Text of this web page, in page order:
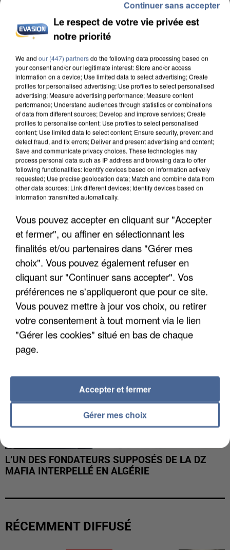
INCENDIES : L’ÎLE-DE-FRANCE LANCE UN ÉLAN
DE SOLIDARITÉ AVEC LES...
APRÈS TOUTES CES CANICULES, LES REFUGES
DE FAUNE SAUVAGE SONT...
L’UN DES FONDATEURS SUPPOSÉS DE LA DZ
MAFIA INTERPELLÉ EN ALGÉRIE
RÉCEMMENT DIFFUSÉ
Le respect de votre vie privée est
notre priorité
We and our (447) partnersdo the following data processing based on
your consent and/or our legitimate interest: Store and/or access
information on a device; Use limited data to select advertising; Create
profiles for personalised advertising; Use profiles to select personalised
advertising; Measure advertising performance; Measure content
performance; Understand audiences through statistics or combinations
of data from different sources; Develop and improve services; Create
profiles to personalise content; Use profiles to select personalised
content; Use limited data to select content; Ensure security, prevent and
detect fraud, and fix errors; Deliver and present advertising and content;
Save and communicate privacy choices. These technologies may
process personal data such as IP address and browsing data to offer
following functionalities: Identify devices based on information actively
requested; Use precise geolocation data; Match and combine data from
other data sources; Link different devices; Identify devices based on
information transmitted automatically.
Vous pouvez accepter en cliquant sur "Accepter
et fermer", ou affiner en sélectionnant les
finalités et/ou partenaires dans "Gérer mes
choix". Vous pouvez également refuser en
cliquant sur "Continuer sans accepter". Vos
préférences ne s'appliqueront que pour ce site.
Vous pouvez mettre à jour vos choix, ou retirer
votre consentement à tout moment via le lien
"Gérer les cookies" situé en bas de chaque
page.
Gérer mes choix
Accepter et fermer
Continuer sans accepter